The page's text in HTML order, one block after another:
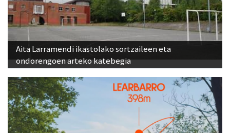
Aita Larramendi ikastolako sortzaileen eta
ondorengoen arteko katebegia